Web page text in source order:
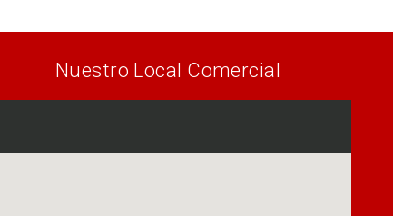
Nuestro Local Comercial